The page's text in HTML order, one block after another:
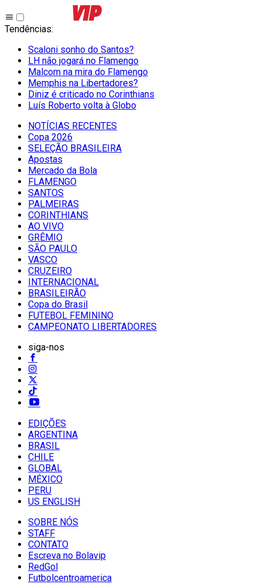
Tendências:
Scaloni sonho do Santos?
LH não jogará no Flamengo
Malcom na mira do Flamengo
Memphis na Libertadores?
Diniz é criticado no Corinthians
Luís Roberto volta à Globo
NOTÍCIAS RECENTES
Copa 2026
SELEÇÃO BRASILEIRA
Apostas
Mercado da Bola
FLAMENGO
SANTOS
PALMEIRAS
CORINTHIANS
AO VIVO
GRÊMIO
SĀO PAULO
VASCO
CRUZEIRO
INTERNACIONAL
BRASILEIRÃO
Copa do Brasil
FUTEBOL FEMININO
CAMPEONATO LIBERTADORES
siga-nos
EDIÇÕES
ARGENTINA
BRASIL
CHILE
GLOBAL
MÉXICO
PERU
US ENGLISH
SOBRE NÓS
STAFF
CONTATO
Escreva no Bolavip
RedGol
Futbolcentroamerica